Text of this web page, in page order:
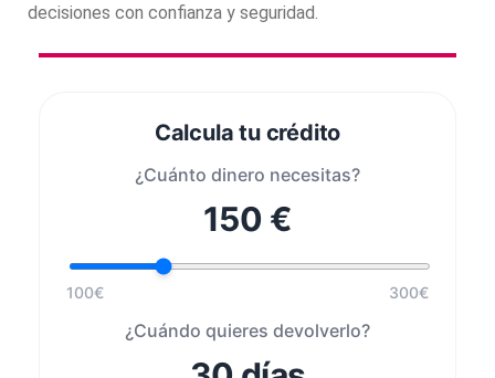
decisiones con confianza y seguridad.